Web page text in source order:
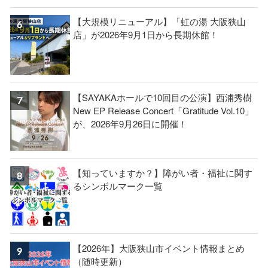
【大規模リニューアル】「虹の湯 大阪狭山
店」が2026年9月1日から長期休館！
【SAYAKAホールで10回目の公演】西浦秀樹
New EP Release Concert「Gratitude Vol.10」
が、2026年9月26日に開催！
【知っていますか？】障がい者・福祉に関す
るシンボルマーク一覧
【2026年】大阪狭山市イベント情報まとめ
（随時更新）